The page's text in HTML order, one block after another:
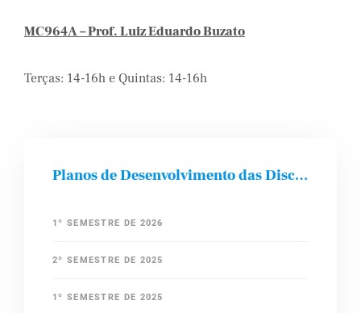
MC964A – Prof. Luiz Eduardo Buzato
Terças: 14-16h e Quintas: 14-16h
Planos de Desenvolvimento das Disciplinas
1º SEMESTRE DE 2026
2º SEMESTRE DE 2025
1º SEMESTRE DE 2025